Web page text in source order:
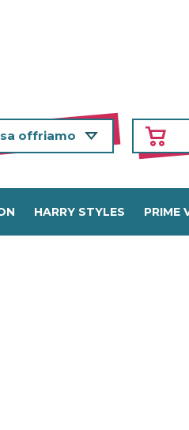
offriamo
HARRY STYLES PRIME